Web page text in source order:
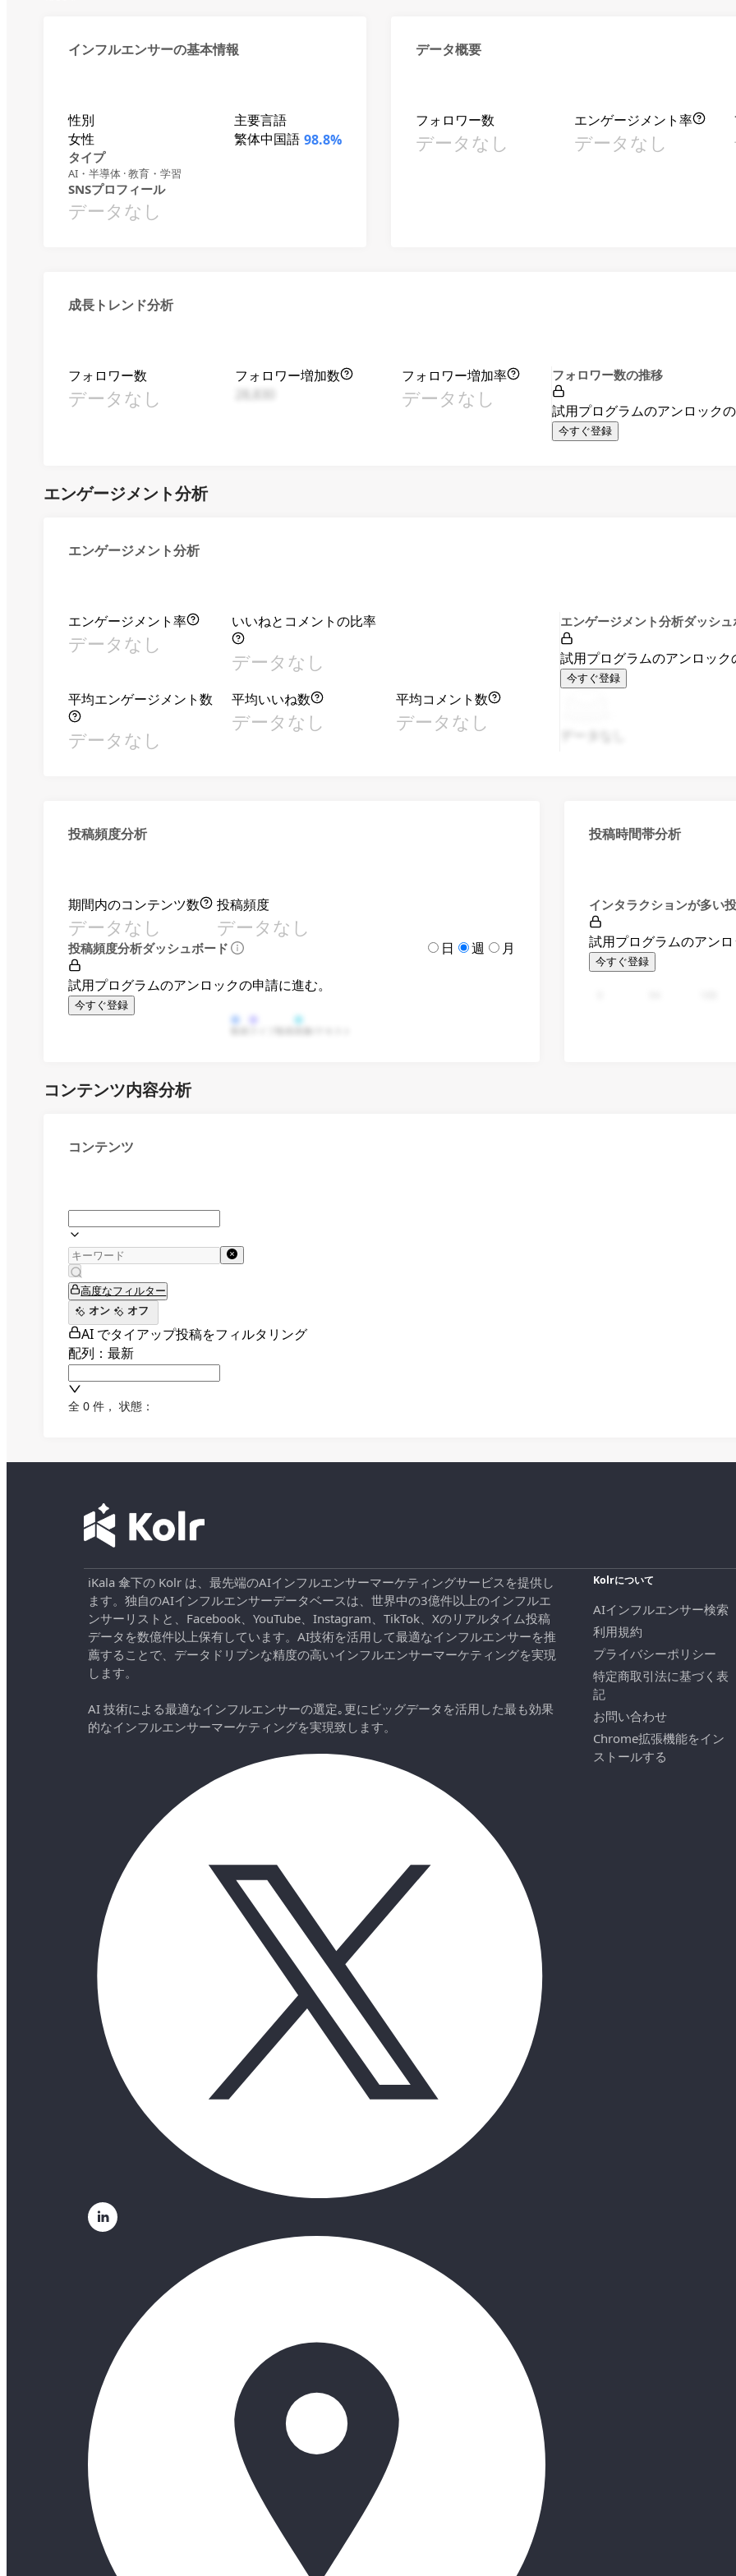
インフルエンサーの基本情報
性別
女性
主要言語
繁体中国語 98.8%
タイプ
AI・半導体 · 教育・学習
SNSプロフィール
データなし
データ概要
フォロワー数
データなし
エンゲージメント率
データなし
成長トレンド分析
フォロワー数
データなし
フォロワー増加数
フォロワー増加率
データなし
フォロワー数の推移
試用プログラムのアンロックの
今すぐ登録
エンゲージメント分析
エンゲージメント分析
エンゲージメント率
データなし
いいねとコメントの比率
データなし
平均エンゲージメント数
データなし
平均いいね数
データなし
平均コメント数
データなし
エンゲージメント分析ダッシュ
試用プログラムのアンロック
今すぐ登録
投稿頻度分析
期間内のコンテンツ数
データなし
投稿頻度
データなし
投稿頻度分析ダッシュボード 日 週 月
試用プログラムのアンロックの申請に進む。
今すぐ登録
投稿時間帯分析
インタラクションが多い
試用プログラムのアンロ
今すぐ登録
コンテンツ内容分析
コンテンツ
高度なフィルター
オン
オフ
AI でタイアップ投稿をフィルタリング
配列：最新
全 0 件 ， 状態：
iKala 傘下の Kolr は、最先端のAIインフルエンサーマーケティングサービスを提供し
ます。独自のAIインフルエンサーデータベースは、世界中の3億件以上のインフルエ
ンサーリストと、Facebook、YouTube、Instagram、TikTok、Xのリアルタイム投稿
データを数億件以上保有しています。AI技術を活用して最適なインフルエンサーを推
薦することで、データドリブンな精度の高いインフルエンサーマーケティングを実現
します。
AI 技術による最適なインフルエンサーの選定｡更にビッグデータを活用した最も効果
的なインフルエンサーマーケティングを実現致します。
Kolrについて
AIインフルエンサー検索
利用規約
プライバシーポリシー
特定商取引法に基づく表
記
お問い合わせ
Chrome拡張機能をイン
ストールする